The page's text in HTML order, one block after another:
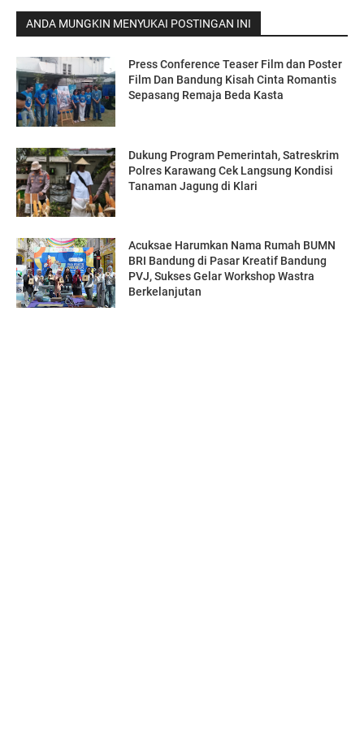
ANDA MUNGKIN MENYUKAI POSTINGAN INI
Press Conference Teaser Film dan Poster
Film Dan Bandung Kisah Cinta Romantis
Sepasang Remaja Beda Kasta
Dukung Program Pemerintah, Satreskrim
Polres Karawang Cek Langsung Kondisi
Tanaman Jagung di Klari
Acuksae Harumkan Nama Rumah BUMN
BRI Bandung di Pasar Kreatif Bandung
PVJ, Sukses Gelar Workshop Wastra
Berkelanjutan